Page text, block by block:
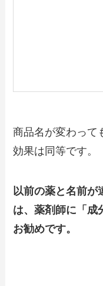
商品名が変わって
効果は同等です。
以前の薬と名前が
は、薬剤師に「成
お勧めです。